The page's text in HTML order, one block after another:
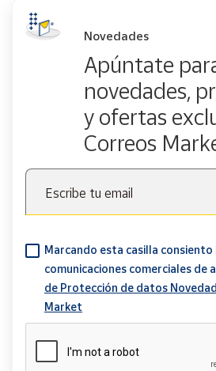
Novedades
Apúntate
novedades,
y ofertas
Correos
Escribe tu email
Marcando esta casilla consiento
comunicaciones comerciales de
de Protección de datos
Market